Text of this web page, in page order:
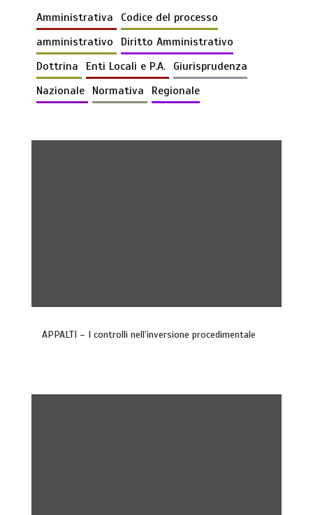
Amministrativa
Codice del processo
amministrativo
Diritto Amministrativo
Dottrina
Enti Locali e P.A. Giurisprudenza
Nazionale Normativa Regionale
APPALTI – I controlli nell’inversione procedimentale